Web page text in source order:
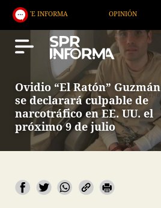
Ovidio “El Ratón” Guzmán
se declarará culpable de
narcotráfico en EE. UU. el
próximo 9 de julio